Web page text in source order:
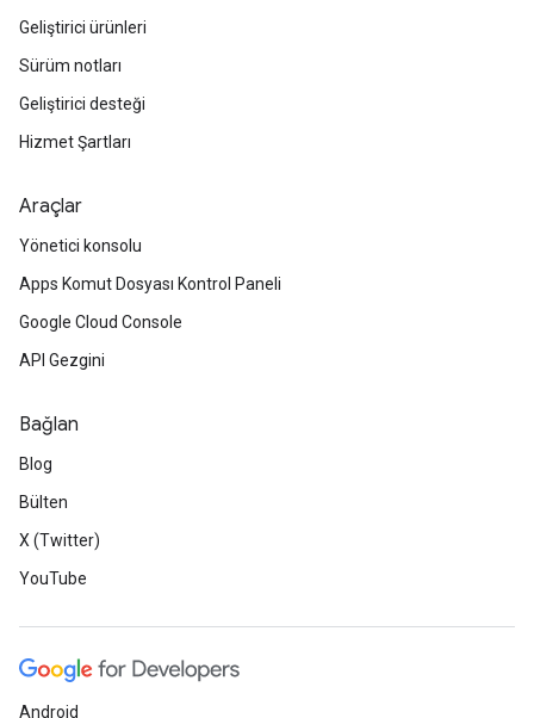
Geliştirici ürünleri
Sürüm notları
Geliştirici desteği
Hizmet Şartları
Araçlar
Yönetici konsolu
Apps Komut Dosyası Kontrol Paneli
Google Cloud Console
API Gezgini
Bağlan
Blog
Bülten
X (Twitter)
YouTube
Android